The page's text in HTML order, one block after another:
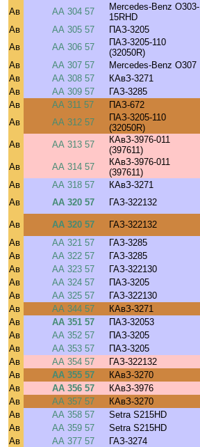
Ав
АА 304 57
Mercedes-Benz O303-
15RHD
Ав
АА 305 57 ПАЗ-3205
Ав
АА 306 57
ПАЗ-3205-110
(32050R)
Ав
АА 307 57 Mercedes-Benz O307
Ав
АА 308 57 КАвЗ-3271
Ав
АА 309 57 ГАЗ-3285
Ав
АА 311 57 ПАЗ-672
Ав
АА 312 57
ПАЗ-3205-110
(32050R)
Ав АА 313 57
КАвЗ-3976-011
(397611)
Ав АА 314 57
КАвЗ-3976-011
(397611)
Ав
АА 318 57 КАвЗ-3271
Ав
АА 320 57 ГАЗ-322132
Ав АА 320 57 ГАЗ-322132
Ав
АА 321 57 ГАЗ-3285
Ав
АА 322 57 ГАЗ-3285
Ав
АА 323 57 ГАЗ-322130
Ав
АА 324 57 ПАЗ-3205
Ав
АА 325 57 ГАЗ-322130
Ав
АА 344 57
КАвЗ-3271
Ав
АА 351 57 ПАЗ-32053
Ав
АА 352 57 ПАЗ-3205
Ав
АА 353 57 ПАЗ-3205
Ав
АА 354 57 ГАЗ-322132
Ав
АА 355 57
КАвЗ-3270
Ав
АА 356 57 КАвЗ-3976
Ав
АА 357 57 КАвЗ-3270
Ав
АА 358 57 Setra S215HD
Ав
АА 359 57 Setra S215HD
Ав
АА 377 57 ГАЗ-3274